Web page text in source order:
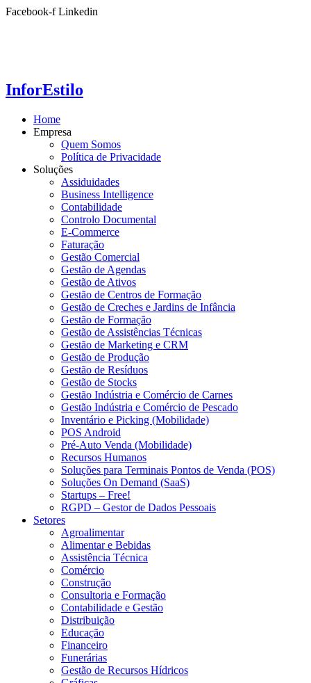
Ir
Facebook-f Linkedin
InforEstilo
Home
Empresa
Quem Somos
Política de Privacidade
Soluções
Assiduidades
Business Intelligence
Contabilidade
Controlo Documental
E-Commerce
Faturação
Gestão Comercial
Gestão de Agendas
Gestão de Ativos
Gestão de Centros de Formação
Gestão de Creches e Jardins de Infância
Gestão de Formação
Gestão de Assistências Técnicas
Gestão de Marketing e CRM
Gestão de Produção
Gestão de Resíduos
Gestão de Stocks
Gestão Indústria e Comércio de Carnes
Gestão Indústria e Comércio de Pescado
Inventário e Picking (Mobilidade)
POS Android
Pré-Auto Venda (Mobilidade)
Recursos Humanos
Soluções para Terminais Pontos de Venda (POS)
Soluções On Demand (SaaS)
Startups – Free!
RGPD – Gestor de Dados Pessoais
Setores
Agroalimentar
Alimentar e Bebidas
Assistência Técnica
Comércio
Construção
Consultoria e Formação
Contabilidade e Gestão
Distribuição
Educação
Financeiro
Funerárias
Gestão de Recursos Hídricos